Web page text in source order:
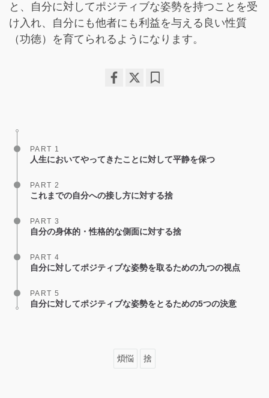
と、自分に対してポジティブな姿勢を持つことを受
け入れ、自分にも他者にも利益を与える良い性質
（功徳）を育てられるようになります。
PART 1
人生においてやってきたことに対して平静を保つ
PART 2
これまでの自分への接し方に対する捨
PART 3
自分の身体的・性格的な側面に対する捨
PART 4
自分に対してポジティブな姿勢を取るための九つの視点
PART 5
自分に対してポジティブな姿勢をとるための5つの決意
煩悩 捨